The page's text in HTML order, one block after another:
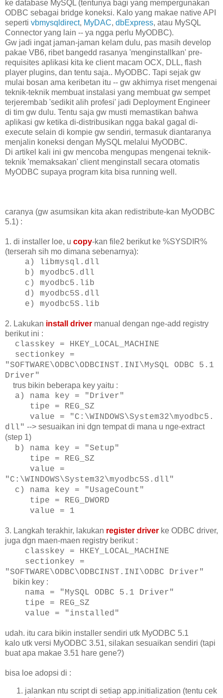
ke database MySQL (tentunya bagi yang mempergunakan
ODBC sebagai bridge koneksi. Kalo yang makae native API
seperti vbmysqldirect, MyDAC, dbExpress, atau MySQL
Connector yang lain -- ya ngga perlu MyODBC).
Gw jadi ingat jaman-jaman kelam dulu, pas masih develop
pakae VB6, ribet bangedd rasanya 'menginstallkan' pre-
requisites aplikasi kita ke client macam OCX, DLL, flash
player plugins, dan tentu saja.. MyODBC. Tapi sejak gw
mulai bosan ama keribetan itu -- gw akhirnya riset mengenai
teknik-teknik membuat instalasi yang membuat gw sempet
terjerembab 'sedikit alih profesi' jadi Deployment Engineer
di tim gw dulu. Tentu saja gw musti memastikan bahwa
aplikasi gw ketika di-distribusikan ngga bakal gagal di-
execute selain di kompie gw sendiri, termasuk diantaranya
menjalin koneksi dengan MySQL melalui MyODBC.
Di artikel kali ini gw mencoba mengupas mengenai teknik-
teknik 'memaksakan' client menginstall secara otomatis
MyODBC supaya program kita bisa running well.
caranya (gw asumsikan kita akan redistribute-kan MyODBC
5.1) :
1. di installer loe, u copy-kan file2 berikut ke %SYSDIR%
(terserah sih mo dimana sebenarnya):
a) libmysql.dll
b) myodbc5.dll
c) myodbc5.lib
d) myodbc5S.dll
e) myodbc5S.lib
2. Lakukan install driver manual dengan nge-add registry
berikut ini :
classkey = HKEY_LOCAL_MACHINE
sectionkey =
"SOFTWARE\ODBC\ODBCINST.INI\MySQL ODBC 5.1
Driver"
trus bikin beberapa key yaitu :
a) nama key = "Driver"
tipe = REG_SZ
value = "C:\WINDOWS\System32\myodbc5.
dll" --> sesuaikan ini dgn tempat di mana u nge-extract
(step 1)
b) nama key = "Setup"
tipe = REG_SZ
value =
"C:\WINDOWS\System32\myodbc5S. dll"
c) nama key = "UsageCount"
tipe = REG_DWORD
value = 1
3. Langkah terakhir, lakukan register driver ke ODBC driver,
juga dgn maen-maen registry berikut :
classkey = HKEY_LOCAL_MACHINE
sectionkey =
"SOFTWARE\ODBC\ODBCINST.INI\ODBC Driver"
bikin key :
nama = "MySQL ODBC 5.1 Driver"
tipe = REG_SZ
value = "installed"
udah. itu cara bikin installer sendiri utk MyODBC 5.1
kalo utk versi MyODBC 3.51, silakan sesuaikan sendiri (tapi
buat apa makae 3.51 hare gene?)
bisa loe adopsi di :
jalankan ntu script di setiap app.initialization (tentu cek